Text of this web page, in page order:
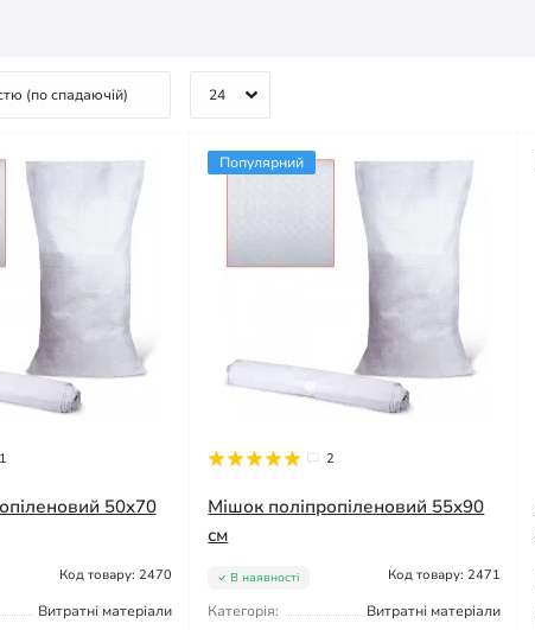
1
50x70
Код товару: 2470
Витратні матеріали
Популярний
2
Мішок поліпропіленовий 55x90
см
В наявності Код товару: 2471
Категорія: Витратні матеріали